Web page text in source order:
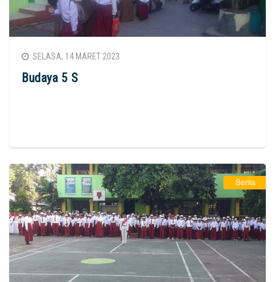
SELASA, 14 MARET 2023
Budaya 5 S
Berita